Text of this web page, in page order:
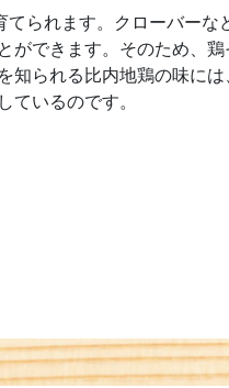
られます。クローバーな
ができます。そのため、
知られる比内地鶏の味に
いるのです。